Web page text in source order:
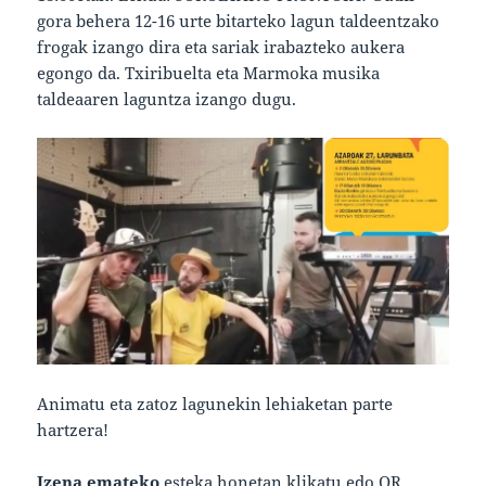
gora behera 12-16 urte bitarteko lagun taldeentzako
frogak izango dira eta sariak irabazteko aukera
egongo da. Txiribuelta eta Marmoka musika
taldeaaren laguntza izango dugu.
Animatu eta zatoz lagunekin lehiaketan parte
hartzera!
Izena emateko esteka honetan klikatu edo QR